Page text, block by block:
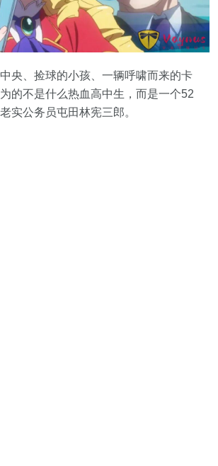
央、捡球的小孩、一辆呼啸而来的卡
的不是什么热血高中生，而是一个52
实公务员屯田林宪三郎。